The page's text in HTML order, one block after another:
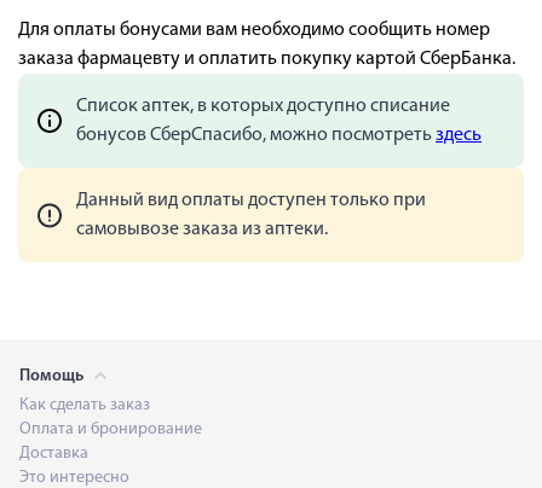
Для оплаты бонусами вам необходимо сообщить номер
заказа фармацевту и оплатить покупку картой СберБанка.
Список аптек, в которых доступно списание
бонусов СберСпасибо, можно посмотретьздесь
Данный вид оплаты доступен только при
самовывозе заказа из аптеки.
Помощь
Как сделать заказ
Оплата и бронирование
Доставка
Это интересно